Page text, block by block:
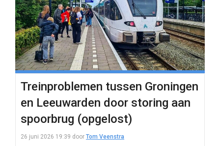
Treinproblemen tussen Groningen
en Leeuwarden door storing aan
spoorbrug (opgelost)
26 juni 2026 19:39 door Tom Veenstra